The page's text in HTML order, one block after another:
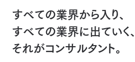
すべての業界から入り、
すべての業界に出ていく、
それがコンサルタント。